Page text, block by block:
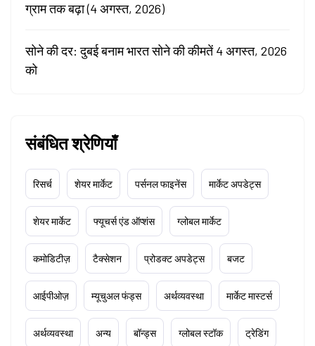
ग्राम तक बढ़ा (4 अगस्त, 2026)
सोने की दर: दुबई बनाम भारत सोने की कीमतें 4 अगस्त, 2026
को
संबंधित श्रेणियाँ
रिसर्च शेयर मार्केट पर्सनल फाइनेंस मार्केट अपडेट्स
शेयर मार्केट फ्यूचर्स एंड ऑप्शंस ग्लोबल मार्केट
कमोडिटीज़ टैक्सेशन प्रोडक्ट अपडेट्स बजट
आईपीओज़ म्यूचुअल फंड्स अर्थव्यवस्था मार्केट मास्टर्स
अर्थव्यवस्था अन्य बॉन्ड्स ग्लोबल स्टॉक ट्रेडिंग